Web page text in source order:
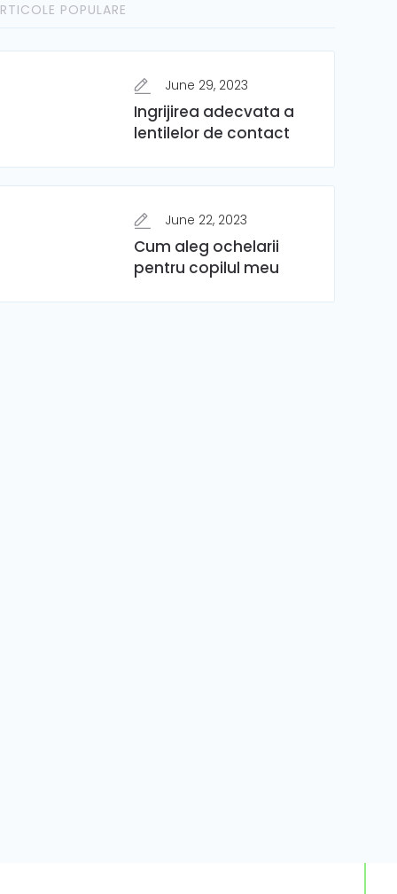
POPULARE
June 29, 2023
Ingrijirea adecvata a
lentilelor de contact
June 22, 2023
Cum aleg ochelarii
pentru copilul meu